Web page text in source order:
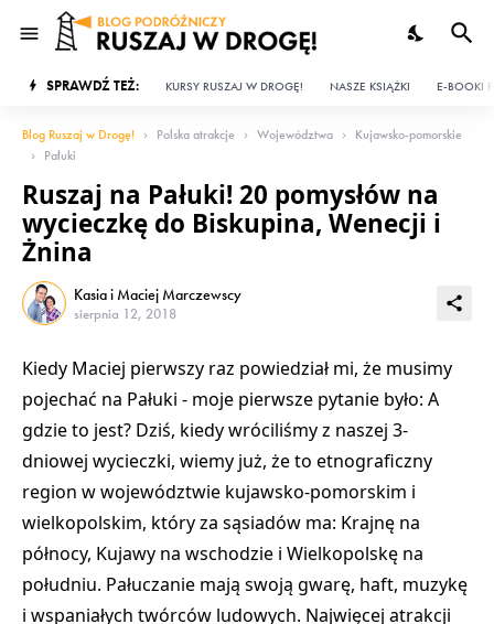
SPRAWDŹ TEŻ: KURSY RUSZAJ W DROGĘ! NASZE KSIĄŻKI E-BOOKI
Blog Ruszaj w Drogę! Polska atrakcje Województwa
Kujawsko-pomorskie
Pałuki
Ruszaj na Pałuki! 20 pomysłów na
wycieczkę do Biskupina, Wenecji i
Żnina
Kasia i Maciej Marczewscy
sierpnia 12, 2018
Kiedy Maciej pierwszy raz powiedział mi, że musimy
pojechać na Pałuki - moje pierwsze pytanie było: A
gdzie to jest? Dziś, kiedy wróciliśmy z naszej 3-
dniowej wycieczki, wiemy już, że to etnograficzny
region w województwie kujawsko-pomorskim i
wielkopolskim, który za sąsiadów ma: Krajnę na
północy, Kujawy na wschodzie i Wielkopolskę na
południu. Pałuczanie mają swoją gwarę, haft, muzykę
i wspaniałych twórców ludowych. Najwięcej atrakcji